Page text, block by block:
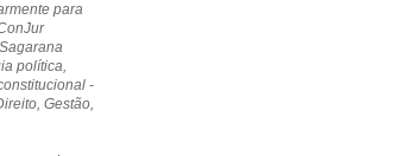
para
política,
-
Gestão,